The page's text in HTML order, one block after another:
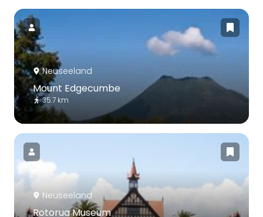
Neuseeland
Mount Edgecumbe
35.7 km
Neuseeland
Rotorua Museum